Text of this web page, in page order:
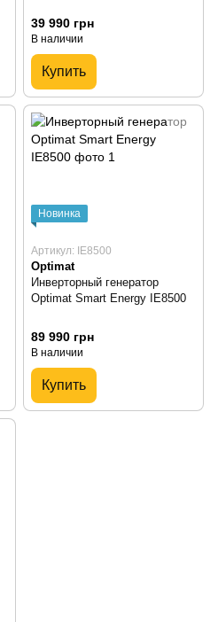
39 990 грн
В наличии
Купить
Новинка
Артикул: IE8500
Optimat
Инверторный генератор
Optimat Smart Energy IE8500
89 990 грн
В наличии
Купить